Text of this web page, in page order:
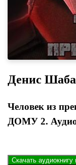
Денис
Человек из
ДОМУ 2.